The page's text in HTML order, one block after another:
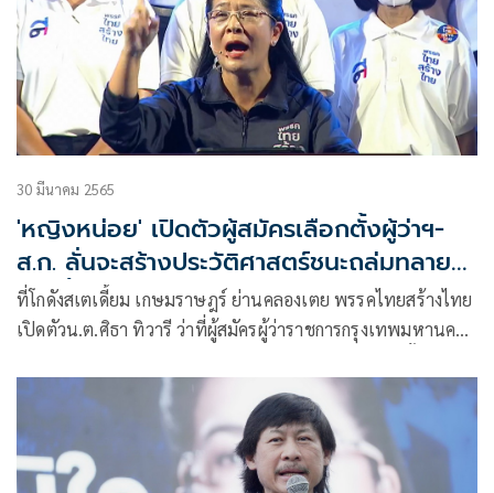
30 มีนาคม 2565
'หญิงหน่อย' เปิดตัวผู้สมัครเลือกตั้งผู้ว่าฯ-
ส.ก. ลั่นจะสร้างประวัติศาสตร์ชนะถล่มทลาย
อีกครั้ง
ที่โกดังสเตเดี้ยม เกษมราษฎร์ ย่านคลองเตย พรรคไทยสร้างไทย
เปิดตัวน.ต.ศิธา ทิวารี ว่าที่ผู้สมัครผู้ว่าราชการกรุงเทพมหานคร
เขตในนามพรรคไทยสร้างไทย โดยมีคุณหญิงสุดารัตน์ เกยุรา
พันธุ์ ประธานพรรค